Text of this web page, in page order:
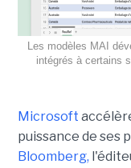
Les modèles MAI
intégrés à certains
Microsoft
puissance de ses
Bloomberg,